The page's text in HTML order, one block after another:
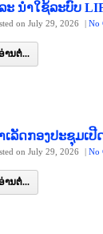
ະ ນຳໃຊ້ລະບົບ
on July 29, 2026 | No
ານຕໍ່...
ເລັດກອງປະຊຸມເ
on July 29, 2026 | No
ານຕໍ່...